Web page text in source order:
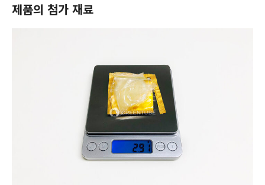
제품의 첨가 재료